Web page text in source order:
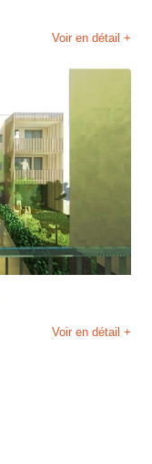
Voir en détail +
Voir en détail +